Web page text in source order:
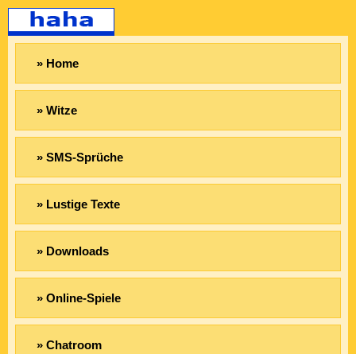
» Home
» Witze
» SMS-Sprüche
» Lustige Texte
» Downloads
» Online-Spiele
» Chatroom